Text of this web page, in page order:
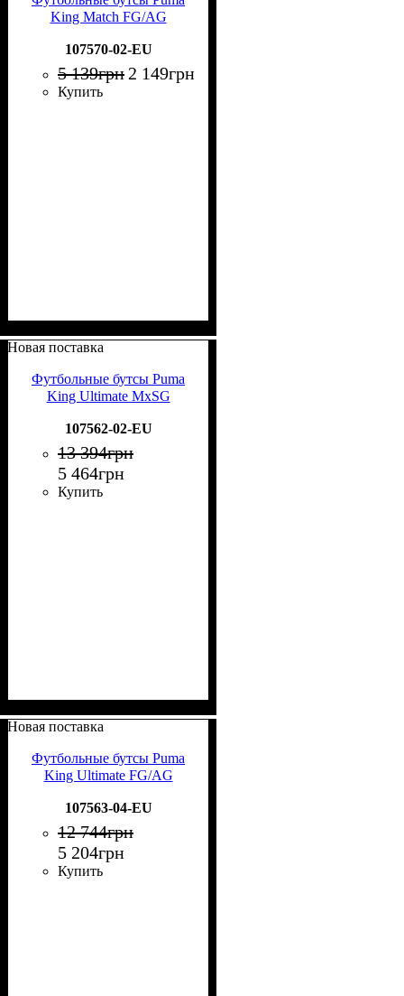
King Match FG/AG
107570-02-EU
5 139грн 2 149грн
Купить
Новая поставка
Футбольные бутсы Puma
King Ultimate MxSG
107562-02-EU
13 394грн
5 464грн
Купить
Новая поставка
Футбольные бутсы Puma
King Ultimate FG/AG
107563-04-EU
12 744грн
5 204грн
Купить